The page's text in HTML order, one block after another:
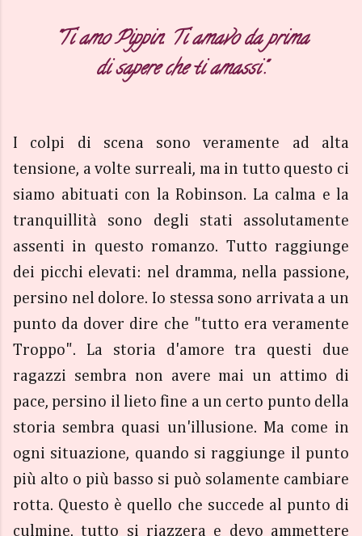
"Ti amo Pippin. Ti amavo da prima
di sapere che ti amassi".
I colpi di scena sono veramente ad alta
tensione, a volte surreali, ma in tutto questo ci
siamo abituati con la Robinson. La calma e la
tranquillità sono degli stati assolutamente
assenti in questo romanzo. Tutto raggiunge
dei picchi elevati: nel dramma, nella passione,
persino nel dolore. Io stessa sono arrivata a un
punto da dover dire che "tutto era veramente
Troppo". La storia d'amore tra questi due
ragazzi sembra non avere mai un attimo di
pace, persino il lieto fine a un certo punto della
storia sembra quasi un'illusione. Ma come in
ogni situazione, quando si raggiunge il punto
più alto o più basso si può solamente cambiare
rotta. Questo è quello che succede al punto di
culmine, tutto si riazzera e devo ammettere